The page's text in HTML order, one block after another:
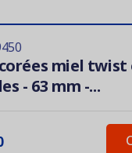
miel
- 63 mm -...